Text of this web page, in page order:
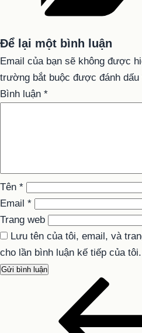
Để lại một bình luận
Email của bạn sẽ không được
trường bắt buộc được đánh dấu
Bình luận *
Tên *
Email *
Trang web
Lưu tên của tôi, email, và
cho lần bình luận kế tiếp của tôi.